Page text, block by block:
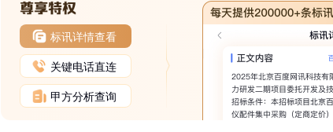
标讯详情查看
关键电话直连
甲方分析查询